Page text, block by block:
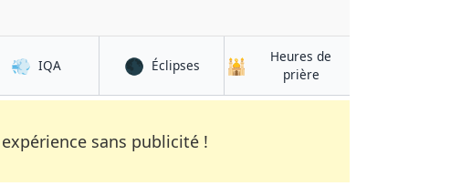
💨 IQAà Mutengene
🌑 Éclipsesà Mutengene
🕌
Heures de
prièreà Mutengene
sans publicité !